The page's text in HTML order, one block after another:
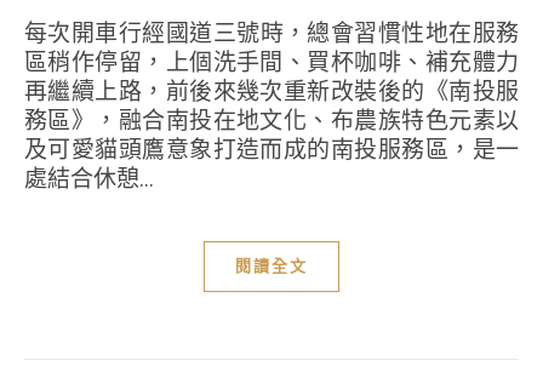
每次開車行經國道三號時，總會習慣性地在服務
區稍作停留，上個洗手間、買杯咖啡、補充體力
再繼續上路，前後來幾次重新改裝後的《南投服
務區》，融合南投在地文化、布農族特色元素以
及可愛貓頭鷹意象打造而成的南投服務區，是一
處結合休憩...
閱讀全文